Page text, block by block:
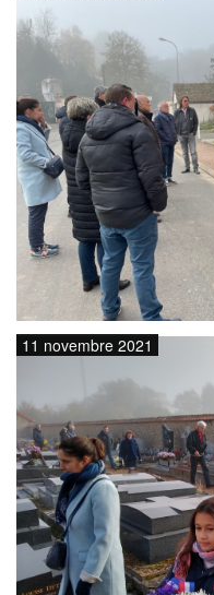
11 novembre 2021